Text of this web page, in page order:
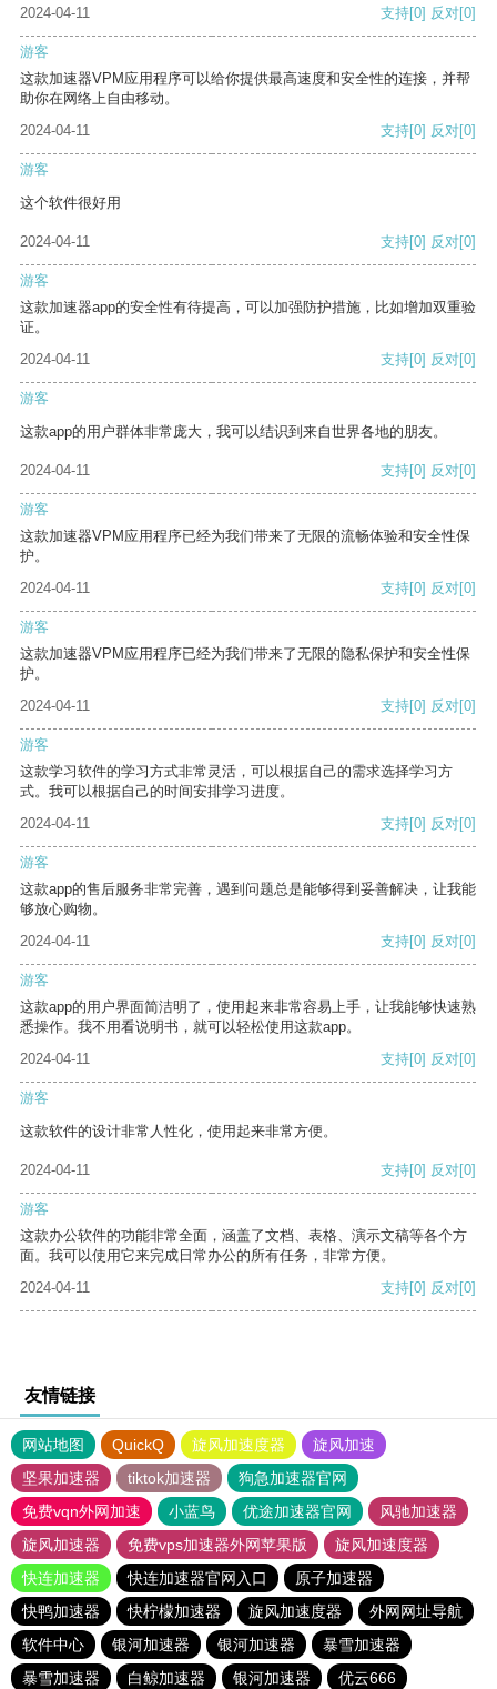
2024-04-11
支持[0] 反对[0]
游客
这款加速器VPM应用程序可以给你提供最高速度和安全性的连接，并帮
助你在网络上自由移动。
2024-04-11
支持[0] 反对[0]
游客
这个软件很好用
2024-04-11 支持[0] 反对[0]
游客
这款加速器app的安全性有待提高，可以加强防护措施，比如增加双重验
证。
2024-04-11
支持[0] 反对[0]
游客
这款app的用户群体非常庞大，我可以结识到来自世界各地的朋友。
2024-04-11 支持[0] 反对[0]
游客
这款加速器VPM应用程序已经为我们带来了无限的流畅体验和安全性保
护。
2024-04-11
支持[0] 反对[0]
游客
这款加速器VPM应用程序已经为我们带来了无限的隐私保护和安全性保
护。
2024-04-11
支持[0] 反对[0]
游客
这款学习软件的学习方式非常灵活，可以根据自己的需求选择学习方
式。我可以根据自己的时间安排学习进度。
2024-04-11
支持[0] 反对[0]
游客
这款app的售后服务非常完善，遇到问题总是能够得到妥善解决，让我能
够放心购物。
2024-04-11
支持[0] 反对[0]
游客
这款app的用户界面简洁明了，使用起来非常容易上手，让我能够快速熟
悉操作。我不用看说明书，就可以轻松使用这款app。
2024-04-11
支持[0] 反对[0]
游客
这款软件的设计非常人性化，使用起来非常方便。
2024-04-11 支持[0] 反对[0]
游客
这款办公软件的功能非常全面，涵盖了文档、表格、演示文稿等各个方
面。我可以使用它来完成日常办公的所有任务，非常方便。
2024-04-11
支持[0] 反对[0]
友情链接
网站地图 QuickQ 旋风加速度器
旋风加速
坚果加速器
tiktok加速器
狗急加速器官网
免费vqn外网加速
小蓝鸟 优途加速器官网
风驰加速器
旋风加速器
免费vps加速器外网苹果版
旋风加速度器
快连加速器
快连加速器官网入口
原子加速器
快鸭加速器
快柠檬加速器 旋风加速度器
外网网址导航
软件中心
银河加速器 银河加速器
暴雪加速器
暴雪加速器
白鲸加速器 银河加速器 优云666